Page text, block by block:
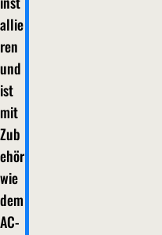
allie
ren
und
ist
mit
Zub
ehör
wie
dem
AC-